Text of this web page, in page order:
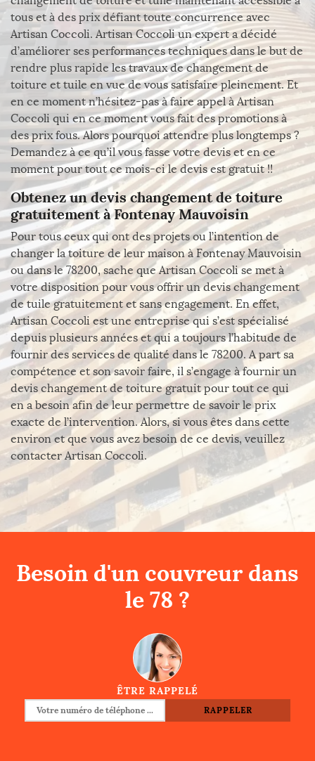
tous et à des prix défiant toute concurrence avec
Artisan Coccoli. Artisan Coccoli un expert a décidé
d’améliorer ses performances techniques dans le but de
rendre plus rapide les travaux de changement de
toiture et tuile en vue de vous satisfaire pleinement. Et
en ce moment n’hésitez-pas à faire appel à Artisan
Coccoli qui en ce moment vous fait des promotions à
des prix fous. Alors pourquoi attendre plus longtemps ?
Demandez à ce qu’il vous fasse votre devis et en ce
moment pour tout ce mois-ci le devis est gratuit !!
Obtenez un devis changement de toiture
gratuitement à Fontenay Mauvoisin
Pour tous ceux qui ont des projets ou l’intention de
changer la toiture de leur maison à Fontenay Mauvoisin
ou dans le 78200, sache que Artisan Coccoli se met à
votre disposition pour vous offrir un devis changement
de tuile gratuitement et sans engagement. En effet,
Artisan Coccoli est une entreprise qui s’est spécialisé
depuis plusieurs années et qui a toujours l’habitude de
fournir des services de qualité dans le 78200. A part sa
compétence et son savoir faire, il s’engage à fournir un
devis changement de toiture gratuit pour tout ce qui
en a besoin afin de leur permettre de savoir le prix
exacte de l’intervention. Alors, si vous êtes dans cette
environ et que vous avez besoin de ce devis, veuillez
contacter Artisan Coccoli.
Besoin d'un couvreur dans
le 78 ?
ÊTRE RAPPELÉ